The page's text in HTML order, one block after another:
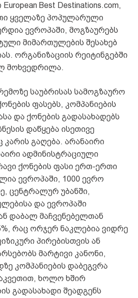
Best Destinations.com,
ყველაზე პოპულარული
ევროპაში, მოგზაურებს
მიმართულების შესახებ
ორგანიზაციის რეიტინგებში
მოხვედრილა.
საუბრისას სამოგზაურო
ფასებს, კომპანიების
და ქონების გადასახადებს
დაწყება ისეთივე
გაღება. არანაირი
ადმინისტრაციული
ქონების ფასი ერთ-ერთი
ევროპაში, 1000 ევრო
ცენტრალურ უბანში,
და ევროპაში
დაბალ მაჩვენებელთან
რაც ორჯერ ნაკლებია ვიდრე
პირებისთვის ან
მარტივი კანონი,
კომპანიების დაბეგვრა
ხოლო ხშირ
გადასახადი შეადგენს